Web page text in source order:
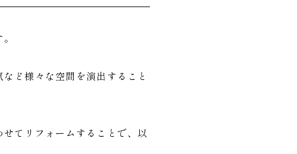
ど様々な空間を演出すること
てリフォームすることで、以